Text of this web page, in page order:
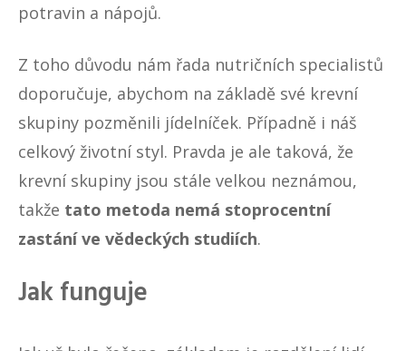
potravin a nápojů.
Z toho důvodu nám řada nutričních specialistů
doporučuje, abychom na základě své krevní
skupiny pozměnili jídelníček. Případně i náš
celkový životní styl. Pravda je ale taková, že
krevní skupiny jsou stále velkou neznámou,
takže tato metoda nemá stoprocentní
zastání ve vědeckých studiích.
Jak funguje